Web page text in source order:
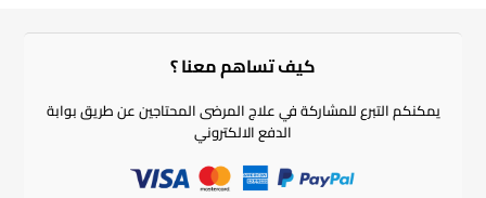
كيف تساهم معنا ؟​
يمكنكم التبرع للمشاركة في علاج المرضى المحتاجين عن طريق بوابة
الدفع الالكتروني